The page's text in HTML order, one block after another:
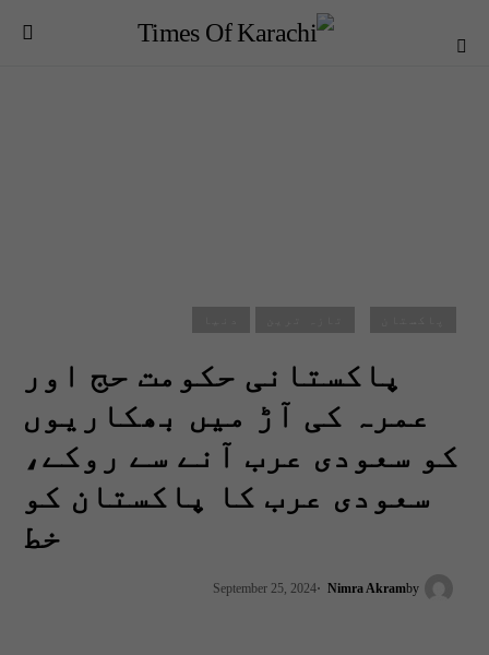
پاکستانی حکومت حج اور
عمرہ کی آڑ میں بھکاریوں
کو سعودی عرب آنے سے روکے،
سعودی عرب کا پاکستان کو
خط
by
Nimra Akram
September 25, 2024